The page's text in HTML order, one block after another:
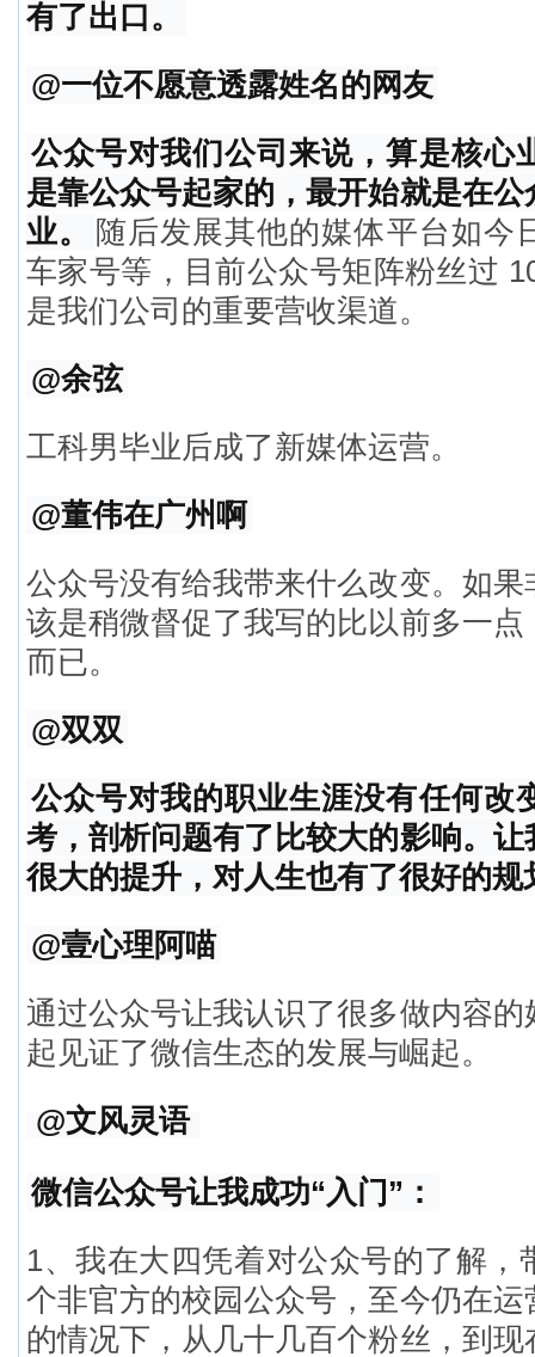
有了出口。
@一位不愿意透露姓名的网友
公众号对我们公司来说，算是核心
是靠公众号起家的，最开始就是在
业。
随后发展其他的媒体平台如今
车家号等，目前公众号矩阵粉丝过
是我们公司的重要营收渠道。
@余弦
工科男毕业后成了新媒体运营。
@董伟在广州啊
公众号没有给我带来什么改变。如
该是稍微督促了我写的比以前多一
而已。
@双双
公众号对我的职业生涯没有任何改
考，剖析问题有了比较大的影响。
很大的提升，对人生也有了很好的规
@壹心理阿喵
通过公众号让我认识了很多做内容
起见证了微信生态的发展与崛起。
@文风灵语
微信公众号让我成功“入门”：
1、我在大四凭着对公众号的了解，
个非官方的校园公众号，至今仍在
的情况下，从几十几百个粉丝，到